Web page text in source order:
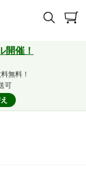
開催！
無料！
可